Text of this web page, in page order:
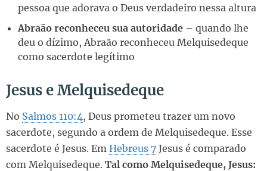
pessoa que adorava o Deus verdadeiro nessa altura
Abraão reconheceu sua autoridade – quando lhe
deu o dízimo, Abraão reconheceu Melquisedeque
como sacerdote legítimo
Jesus e Melquisedeque
No Salmos 110:4 , Deus prometeu trazer um novo
sacerdote, segundo a ordem de Melquisedeque. Esse
sacerdote é Jesus. Em Hebreus 7 Jesus é comparado
com Melquisedeque. Tal como Melquisedeque, Jesus: